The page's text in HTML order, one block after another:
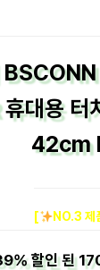
대용 터
42cm
[ NO.3 제
할인 된